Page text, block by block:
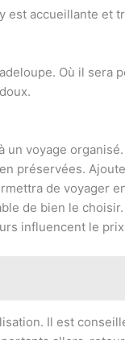
est accueillante et
Où il sera
voyage
préservées.
de voyager
de bien le
influencent le prix
Il est